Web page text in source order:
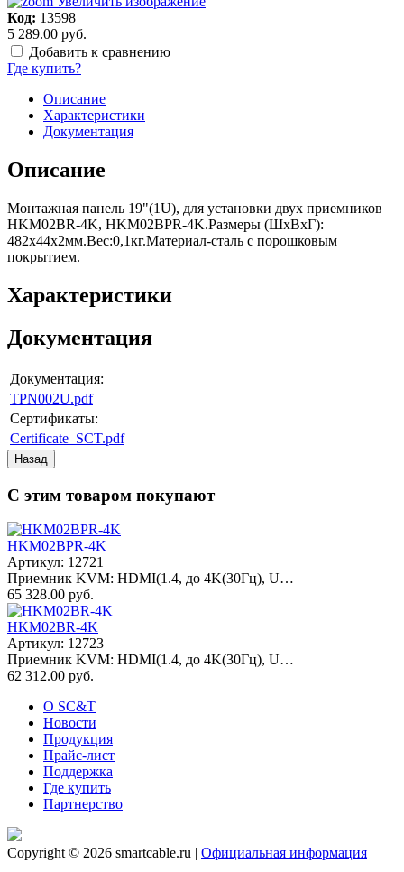
Код: 13598
5 289.00 руб.
Добавить к сравнению
Где купить?
Описание
Характеристики
Документация
Описание
Монтажная панель 19"(1U), для установки двух приемников
HKM02BR-4K, HKM02BPR-4K.Размеры (ШxВxГ):
482х44х2мм.Вес:0,1кг.Материал-сталь с порошковым
покрытием.
Характеристики
Документация
Документация:
TPN002U.pdf
Сертификаты:
Certificate_SCT.pdf
С этим товаром покупают
HKM02BPR-4K
Артикул: 12721
Приемник KVM: HDMI(1.4, до 4K(30Гц), U…
65 328.00 руб.
HKM02BR-4K
Артикул: 12723
Приемник KVM: HDMI(1.4, до 4K(30Гц), U…
62 312.00 руб.
О SC&T
Новости
Продукция
Прайс-лист
Поддержка
Где купить
Партнерство
Copyright © 2026 smartcable.ru | Официальная информация